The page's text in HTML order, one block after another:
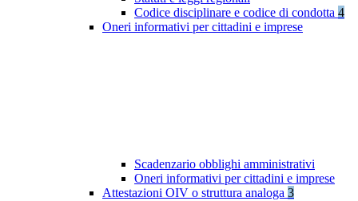
Codice disciplinare e codice di condotta 4
Oneri informativi per cittadini e imprese
Scadenzario obblighi amministrativi
Oneri informativi per cittadini e imprese
Attestazioni OIV o struttura analoga 3